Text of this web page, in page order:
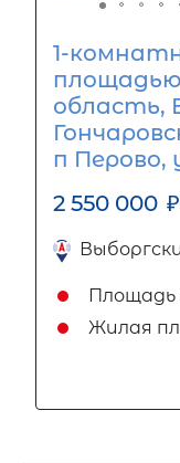
1-
область,
п Перово,
2 550 000 ₽
Площадь
Жилая